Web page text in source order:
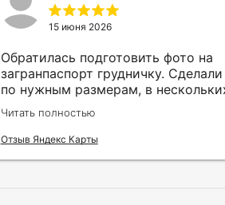
15 июня 2026
Обратилась подготовить фото на
загранпаспорт грудничку.
по нужным размерам, в
вариантах и цветах.
Читать полностью
Отзыв Яндекс Карты